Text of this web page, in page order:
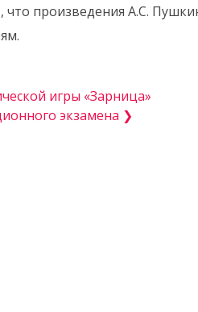
что произведения А.С.
игры «Зарница»
экзамена ❯